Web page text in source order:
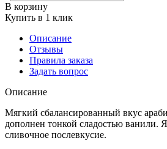
В корзину
Купить в 1 клик
Описание
Отзывы
Правила заказа
Задать вопрос
Описание
Мягкий сбалансированный вкус
дополнен тонкой сладостью ванили.
сливочное послевкусие.